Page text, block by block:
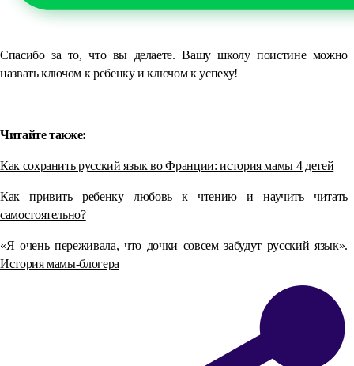
Спасибо за то, что вы делаете. Вашу школу поистине можно
назвать ключом к ребенку и ключом к успеху!
Читайте также:
Как сохранить русский язык во Франции: история мамы 4 детей
Как привить ребенку любовь к чтению и научить читать
самостоятельно?
«Я очень переживала, что дочки совсем забудут русский язык».
История мамы-блогера